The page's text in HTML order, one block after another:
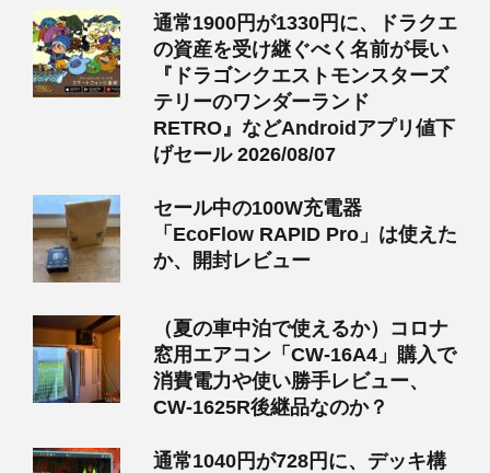
通常1900円が1330円に、ドラクエ
の資産を受け継ぐべく名前が長い
『ドラゴンクエストモンスターズ
テリーのワンダーランド
RETRO』などAndroidアプリ値下
げセール 2026/08/07
セール中の100W充電器
「EcoFlow RAPID Pro」は使えた
か、開封レビュー
（夏の車中泊で使えるか）コロナ
窓用エアコン「CW-16A4」購入で
消費電力や使い勝手レビュー、
CW-1625R後継品なのか？
通常1040円が728円に、デッキ構